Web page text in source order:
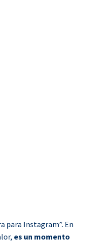
para Instagram”. En
es un momento